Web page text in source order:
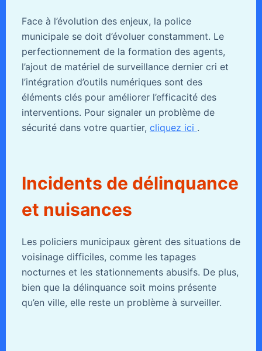
Face à l’évolution des enjeux, la police
municipale se doit d’évoluer constamment. Le
perfectionnement de la formation des agents,
l’ajout de matériel de surveillance dernier cri et
l’intégration d’outils numériques sont des
éléments clés pour améliorer l’efficacité des
interventions. Pour signaler un problème de
sécurité dans votre quartier, cliquez ici .
Incidents de délinquance
et nuisances
Les policiers municipaux gèrent des situations de
voisinage difficiles, comme les tapages
nocturnes et les stationnements abusifs. De plus,
bien que la délinquance soit moins présente
qu’en ville, elle reste un problème à surveiller.